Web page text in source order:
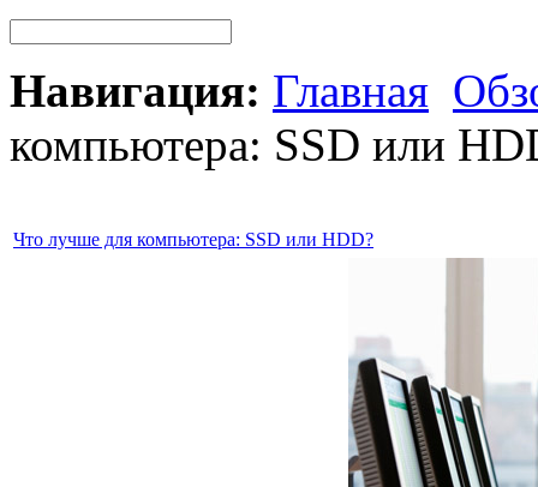
Навигация: Главная
компьютера: SSD или
Что лучше для компьютера: SSD или HDD?